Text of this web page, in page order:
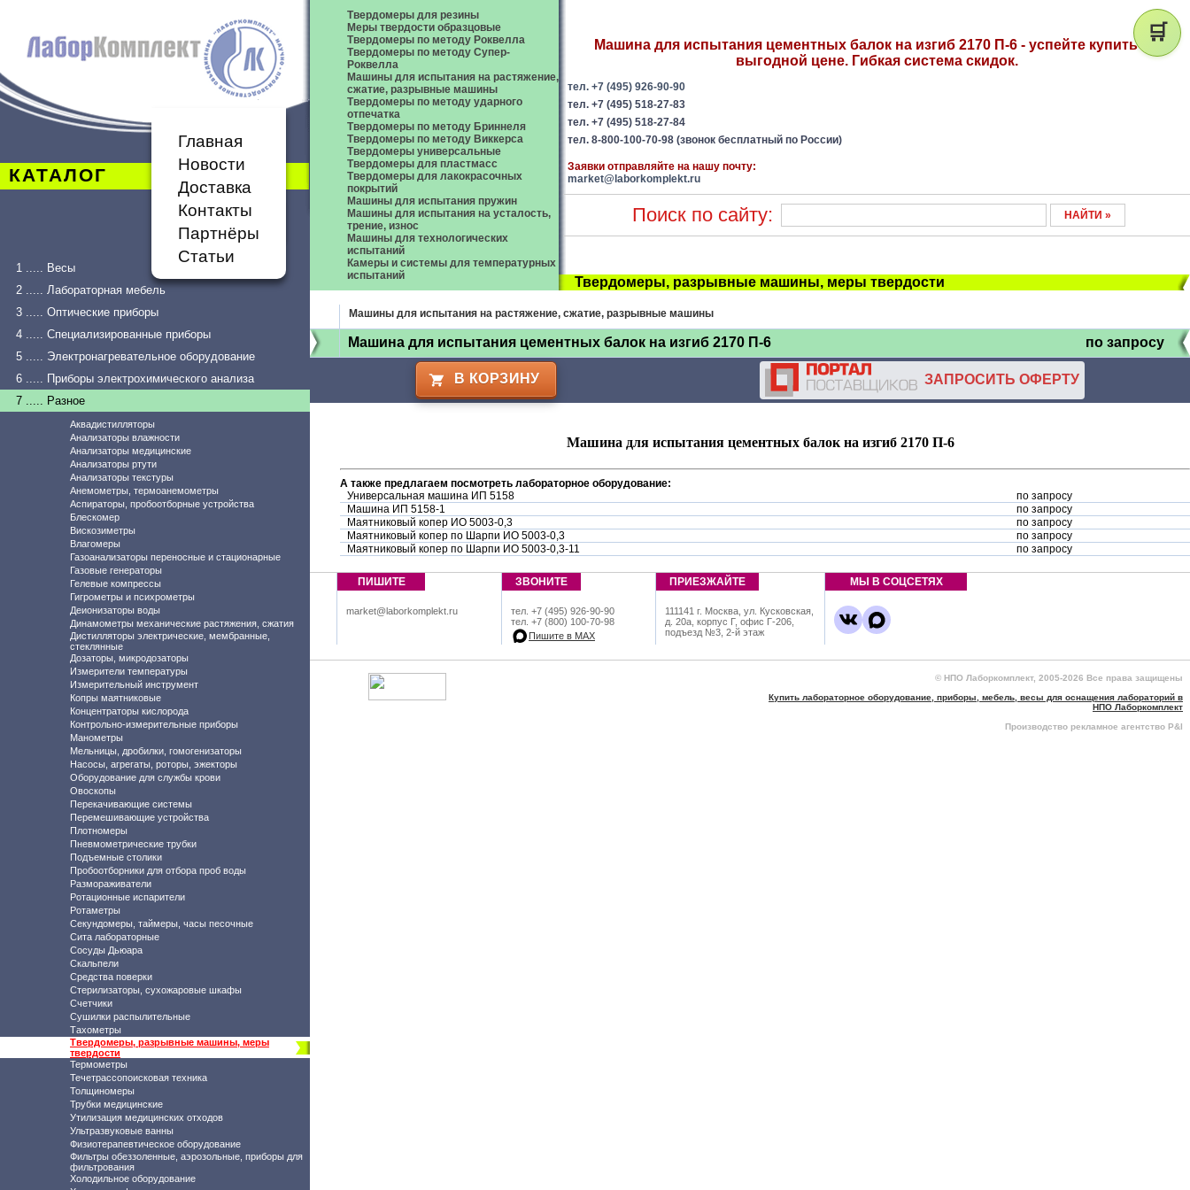
КАТАЛОГ
Главная
Новости
Доставка
Контакты
Партнёры
Статьи
1 ..... Весы
2 ..... Лабораторная мебель
3 ..... Оптические приборы
4 ..... Специализированные приборы
5 ..... Электронагревательное оборудование
6 ..... Приборы электрохимического анализа
7 ..... Разное
Аквадистилляторы
Анализаторы влажности
Анализаторы медицинские
Анализаторы ртути
Анализаторы текстуры
Анемометры, термоанемометры
Аспираторы, пробоотборные устройства
Блескомер
Вискозиметры
Влагомеры
Газоанализаторы переносные и стационарные
Газовые генераторы
Гелевые компрессы
Гигрометры и психрометры
Деионизаторы воды
Динамометры механические растяжения, сжатия
Дистилляторы электрические, мембранные,
стеклянные
Дозаторы, микродозаторы
Измерители температуры
Измерительный инструмент
Копры маятниковые
Концентраторы кислорода
Контрольно-измерительные приборы
Манометры
Мельницы, дробилки, гомогенизаторы
Насосы, агрегаты, роторы, эжекторы
Оборудование для службы крови
Овоскопы
Перекачивающие системы
Перемешивающие устройства
Плотномеры
Пневмометрические трубки
Подъемные столики
Пробоотборники для отбора проб воды
Размораживатели
Ротационные испарители
Ротаметры
Секундомеры, таймеры, часы песочные
Сита лабораторные
Сосуды Дьюара
Скальпели
Средства поверки
Стерилизаторы, сухожаровые шкафы
Счетчики
Сушилки распылительные
Тахометры
Твердомеры, разрывные машины, меры
твердости
Термометры
Течетрассопоисковая техника
Толщиномеры
Трубки медицинские
Утилизация медицинских отходов
Ультразвуковые ванны
Физиотерапевтическое оборудование
Фильтры обеззоленные, аэрозольные, приборы для
фильтрования
Холодильное оборудование
Твердомеры для резины
Меры твердости образцовые
Твердомеры по методу Роквелла
Твердомеры по методу Супер-
Роквелла
Машины для испытания на растяжение,
сжатие, разрывные машины
Твердомеры по методу ударного
отпечатка
Твердомеры по методу Бриннеля
Твердомеры по методу Виккерса
Твердомеры универсальные
Твердомеры для пластмасс
Твердомеры для лакокрасочных
покрытий
Машины для испытания пружин
Машины для испытания на усталость,
трение, износ
Машины для технологических
испытаний
Камеры и системы для температурных
испытаний
Машина для испытания цементных балок на изгиб 2170 П-6 - успейте купить по
выгодной цене. Гибкая система скидок.
тел. +7 (495) 926-90-90
тел. +7 (495) 518-27-83
тел. +7 (495) 518-27-84
тел. 8-800-100-70-98 (звонок бесплатный по России)
Заявки отправляйте на нашу почту:
market@laborkomplekt.ru
Поиск по сайту:
Твердомеры, разрывные машины, меры твердости
Машины для испытания на растяжение, сжатие, разрывные машины
Машина для испытания цементных балок на изгиб 2170 П-6 по запросу
В КОРЗИНУ ЗАПРОСИТЬ ОФЕРТУ
Машина для испытания цементных балок на изгиб 2170 П-6
А также предлагаем посмотреть лабораторное оборудование:
Универсальная машина ИП 5158
по запросу
Машина ИП 5158-1
по запросу
Маятниковый копер ИО 5003-0,3
по запросу
Маятниковый копер по Шарпи ИО 5003-0,3
по запросу
Маятниковый копер по Шарпи ИО 5003-0,3-11
по запросу
ПИШИТЕ
market@laborkomplekt.ru
ЗВОНИТЕ
тел. +7 (495) 926-90-90
тел. +7 (800) 100-70-98
Пишите в МАХ
ПРИЕЗЖАЙТЕ
111141 г. Москва, ул. Кусковская,
д. 20а, корпус Г, офис Г-206,
подъезд №3, 2-й этаж
МЫ В СОЦСЕТЯХ
© НПО Лаборкомплект, 2005-2026 Все права защищены
Купить лабораторное оборудование, приборы, мебель, весы для оснащения лабораторий в
НПО Лаборкомплект
Производство рекламное агентство P&I
🛒